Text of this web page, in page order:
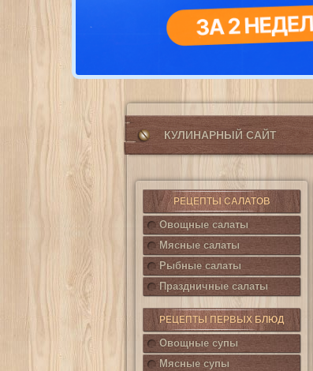
КУЛИНАРНЫЙ САЙТ
РЕЦЕПТЫ САЛАТОВ
Овощные салаты
Мясные салаты
Рыбные салаты
Праздничные салаты
РЕЦЕПТЫ ПЕРВЫХ БЛЮД
Овощные супы
Мясные супы